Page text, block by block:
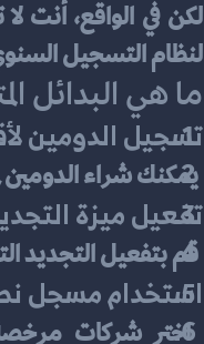
لنظام التسجيل
ما هي البدائل
تسجيل الدومين
يمكنك شراء
تفعيل ميزة
قم بتفعيل التجديد
استخدام مسجل